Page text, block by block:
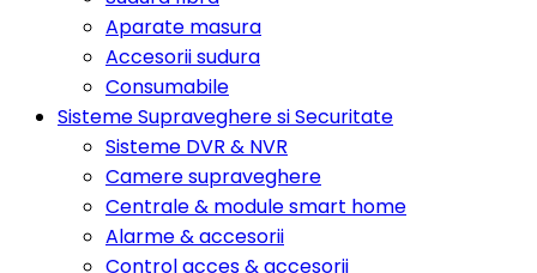
Aparate masura
Accesorii sudura
Consumabile
Sisteme Supraveghere si Securitate
Sisteme DVR & NVR
Camere supraveghere
Centrale & module smart home
Alarme & accesorii
Control acces & accesorii